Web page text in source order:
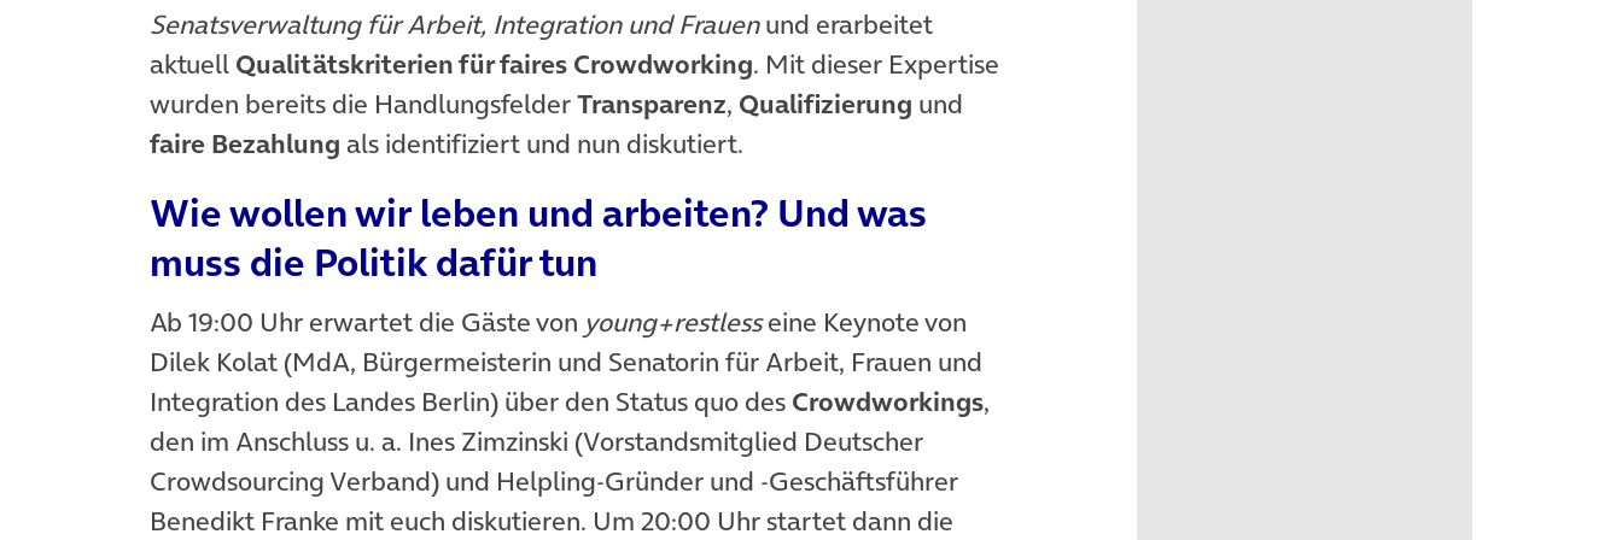
Senatsverwaltung für Arbeit, Integration und Frauenund erarbeitet
aktuell Qualitätskriterien für faires Crowdworking. Mit dieser Expertise
wurden bereits die HandlungsfelderTransparenz, Qualifizierung und
faire Bezahlung als identifiziert und nun diskutiert.
Wie wollen wir leben und arbeiten? Und was
muss die Politik dafür tun
Ab 19:00 Uhr erwartet die Gäste von young+restlesseine Keynote von
Dilek Kolat (MdA, Bürgermeisterin und Senatorin für Arbeit, Frauen und
Integration des Landes Berlin) über den Status quo des Crowdworkings,
den im Anschluss u. a. Ines Zimzinski (Vorstandsmitglied Deutscher
Crowdsourcing Verband) und Helpling-Gründer und -Geschäftsführer
Benedikt Franke mit euch diskutieren. Um 20:00 Uhr startet dann die